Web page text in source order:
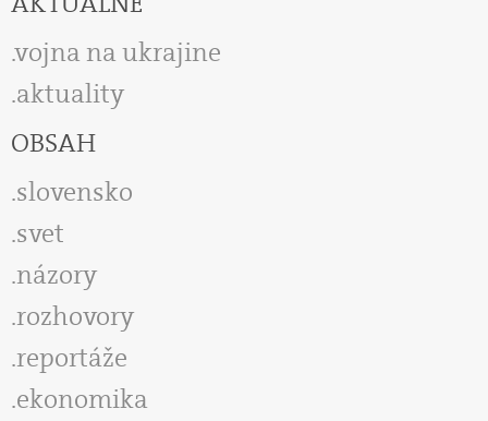
vojna na ukrajine
aktuality
OBSAH
slovensko
svet
názory
rozhovory
reportáže
ekonomika